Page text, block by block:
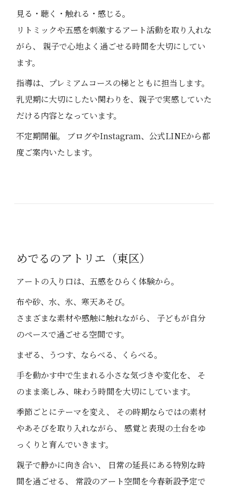
見る・聴く・触れる・感じる。
リトミックや五感を刺激するアート活動を取り入れな
がら、 親子で心地よく過ごせる時間を大切にしてい
ます。
指導は、プレミアムコースの梯とともに担当します。
乳児期に大切にしたい関わりを、親子で実感していた
だける内容となっています。
不定期開催。 ブログやInstagram、公式LINEから都
度ご案内いたします。
めでるのアトリエ（東区）
アートの入り口は、五感をひらく体験から。
布や砂、水、氷、寒天あそび。
さまざまな素材や感触に触れながら、 子どもが自分
のペースで過ごせる空間です。
まぜる、うつす、ならべる、くらべる。
手を動かす中で生まれる小さな気づきや変化を、 そ
のまま楽しみ、味わう時間を大切にしています。
季節ごとにテーマを変え、 その時期ならではの素材
やあそびを取り入れながら、 感覚と表現の土台をゆ
っくりと育んでいきます。
親子で静かに向き合い、 日常の延長にある特別な時
間を過ごせる、 常設のアート空間を今春新設予定で